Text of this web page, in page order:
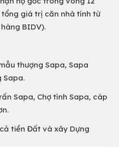
giá trị căn nhà tính từ
BIDV).
thượng Sapa, Sapa
Sapa.
Sapa, Chợ tình Sapa, cáp
tiền Đất và xây Dựng